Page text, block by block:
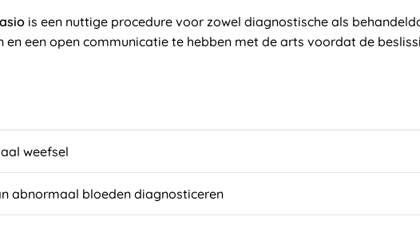
is een nuttige procedure voor zowel diagnostische als
en een open communicatie te hebben met de arts voordat de
weefsel
abnormaal bloeden diagnosticeren